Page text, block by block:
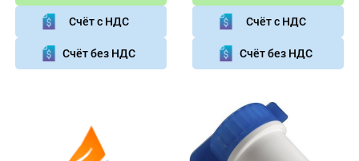
Счёт с НДС
Счёт без НДС
Счёт с НДС
Счёт без НДС